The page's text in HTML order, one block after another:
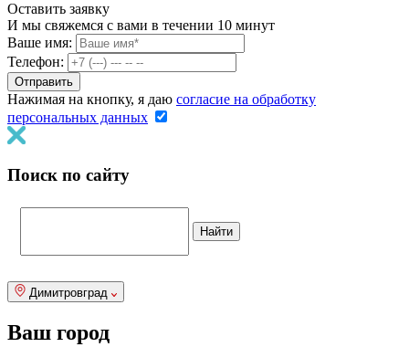
Оставить заявку
И мы свяжемся с вами в течении 10 минут
Ваше имя:
Телефон:
Нажимая на кнопку, я даю согласие на обработку
персональных данных
Поиск по сайту
Димитровград
Ваш город